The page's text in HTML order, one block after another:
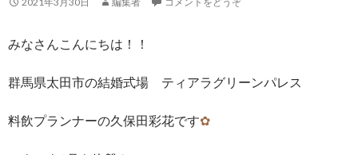
みなさんこんにちは！！
群馬県太田市の結婚式場 ティアラグリーンパレス
料飲プランナーの久保田彩花です✿